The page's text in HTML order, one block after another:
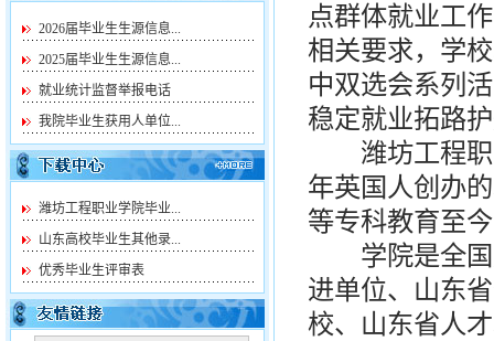
2026届毕业生生源信息...
2025届毕业生生源信息...
就业统计监督举报电话
我院毕业生获用人单位...
潍坊工程职业学院毕业...
山东高校毕业生其他录...
优秀毕业生评审表
点群体就业工
相关要求，学
中双选会系列
稳定就业拓路
潍坊工程职
年英国人创办
等专科教育至
学院是全国
进单位、山东
校、山东省人